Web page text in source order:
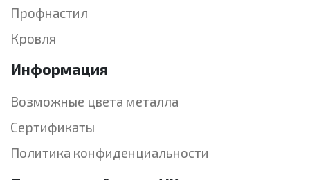
Профнастил
Кровля
Информация
Возможные цвета металла
Сертификаты
Политика конфиденциальности